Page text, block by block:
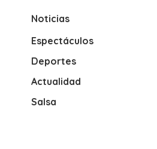
Noticias
Espectáculos
Deportes
Actualidad
Salsa